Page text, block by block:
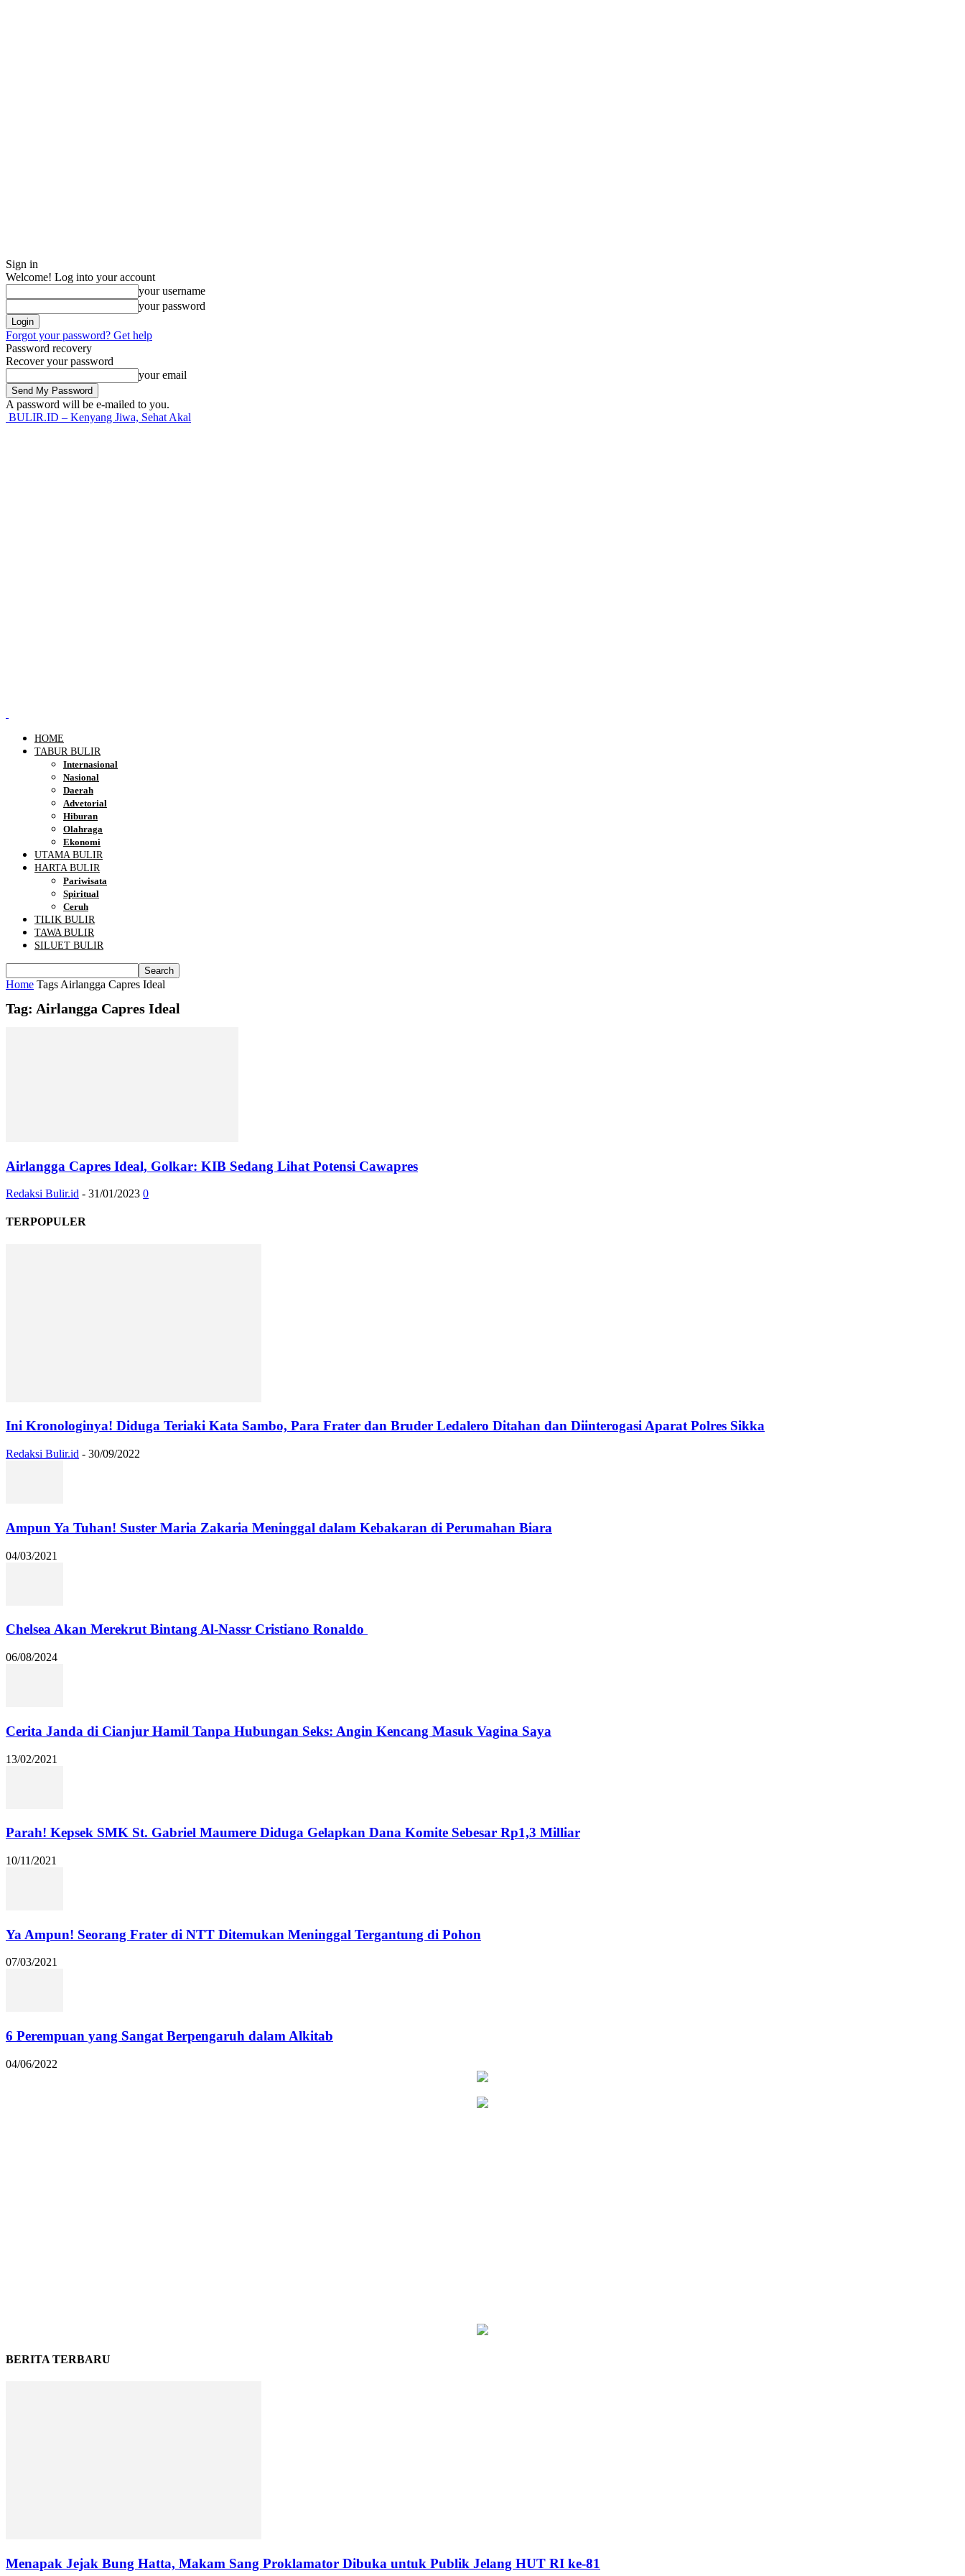
Sign in
Welcome! Log into your account
your username
your password
Forgot your password? Get help
Password recovery
Recover your password
your email
A password will be e-mailed to you.
BULIR.ID – Kenyang Jiwa, Sehat Akal
HOME
TABUR BULIR
Internasional
Nasional
Daerah
Advetorial
Hiburan
Olahraga
Ekonomi
UTAMA BULIR
HARTA BULIR
Pariwisata
Spiritual
Ceruh
TILIK BULIR
TAWA BULIR
SILUET BULIR
Home Tags Airlangga Capres Ideal
Tag: Airlangga Capres Ideal
Airlangga Capres Ideal, Golkar: KIB Sedang Lihat Potensi Cawapres
Redaksi Bulir.id - 31/01/2023 0
TERPOPULER
Ini Kronologinya! Diduga Teriaki Kata Sambo, Para Frater dan Bruder Ledalero Ditahan dan Diinterogasi Aparat Polres Sikka
Redaksi Bulir.id - 30/09/2022
Ampun Ya Tuhan! Suster Maria Zakaria Meninggal dalam Kebakaran di Perumahan Biara
04/03/2021
Chelsea Akan Merekrut Bintang Al-Nassr Cristiano Ronaldo
06/08/2024
Cerita Janda di Cianjur Hamil Tanpa Hubungan Seks: Angin Kencang Masuk Vagina Saya
13/02/2021
Parah! Kepsek SMK St. Gabriel Maumere Diduga Gelapkan Dana Komite Sebesar Rp1,3 Milliar
10/11/2021
Ya Ampun! Seorang Frater di NTT Ditemukan Meninggal Tergantung di Pohon
07/03/2021
6 Perempuan yang Sangat Berpengaruh dalam Alkitab
04/06/2022
BERITA TERBARU
Menapak Jejak Bung Hatta, Makam Sang Proklamator Dibuka untuk Publik Jelang HUT RI ke-81